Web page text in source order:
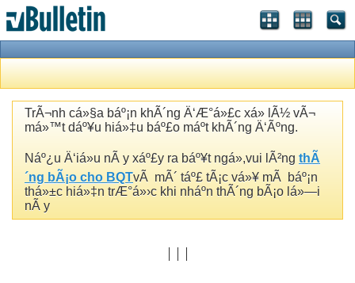
TrÃ¬nh cá»§a báº¡n khÃ´ng Ä‘Æ°á»£c xá»­ lÃ½ vÃ¬
má»™t dáº¥u hiá»‡u báº£o máº­t khÃ´ng Ä‘Ãºng.
Náº¿u Ä‘iá»u nÃ y xáº£y ra báº¥t ngá»,vui lÃ²ng thÃ
´ng bÃ¡o cho BQTvÃ mÃ´ táº£ tÃ¡c vá»¥ mÃ báº¡n
thá»±c hiá»‡n trÆ°á»›c khi nháº­n thÃ´ng bÃ¡o lá»—i
nÃ y